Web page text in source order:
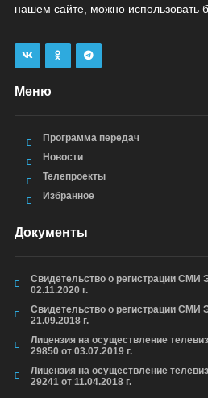
нашем сайте, можно использовать
Меню
Программа передач
Новости
Телепроекты
Избранное
Документы
Свидетельство о регистрации
02.11.2020 г.
Свидетельство о регистрации
21.09.2018 г.
Лицензия на осуществление
29850 от 03.07.2019 г.
Лицензия на осуществление
29241 от 11.04.2018 г.